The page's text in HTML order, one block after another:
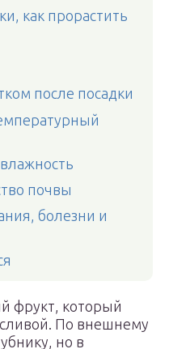
как прорастить
после посадки
почвы
болезни и
фрукт, который
По внешнему
но в